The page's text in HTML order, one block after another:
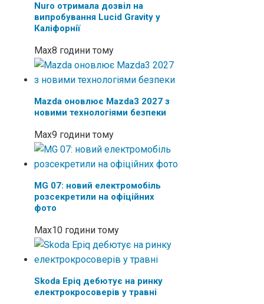
Nuro отримала дозвіл на
випробування Lucid Gravity у
Каліфорнії
Max8 години тому
Mazda оновлює Mazda3 2027 з
новими технологіями безпеки
Max9 години тому
MG 07: новий електромобіль
розсекретили на офіційних
фото
Max10 години тому
Skoda Epiq дебютує на ринку
електрокросоверів у травні